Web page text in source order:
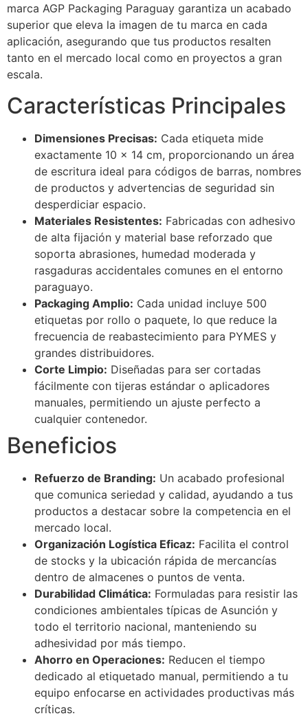
marca AGP Packaging Paraguay garantiza un acabado
superior que eleva la imagen de tu marca en cada
aplicación, asegurando que tus productos resalten
tanto en el mercado local como en proyectos a gran
escala.
Características Principales
Dimensiones Precisas: Cada etiqueta mide
exactamente 10 x 14 cm, proporcionando un área
de escritura ideal para códigos de barras, nombres
de productos y advertencias de seguridad sin
desperdiciar espacio.
Materiales Resistentes: Fabricadas con adhesivo
de alta fijación y material base reforzado que
soporta abrasiones, humedad moderada y
rasgaduras accidentales comunes en el entorno
paraguayo.
Packaging Amplio: Cada unidad incluye 500
etiquetas por rollo o paquete, lo que reduce la
frecuencia de reabastecimiento para PYMES y
grandes distribuidores.
Corte Limpio: Diseñadas para ser cortadas
fácilmente con tijeras estándar o aplicadores
manuales, permitiendo un ajuste perfecto a
cualquier contenedor.
Beneficios
Refuerzo de Branding: Un acabado profesional
que comunica seriedad y calidad, ayudando a tus
productos a destacar sobre la competencia en el
mercado local.
Organización Logística Eficaz: Facilita el control
de stocks y la ubicación rápida de mercancías
dentro de almacenes o puntos de venta.
Durabilidad Climática: Formuladas para resistir las
condiciones ambientales típicas de Asunción y
todo el territorio nacional, manteniendo su
adhesividad por más tiempo.
Ahorro en Operaciones: Reducen el tiempo
dedicado al etiquetado manual, permitiendo a tu
equipo enfocarse en actividades productivas más
críticas.